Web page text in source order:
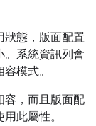
狀態，版面配置
。系統資訊列會
模式。
容，而且版面配
此屬性。